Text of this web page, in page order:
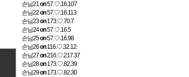
손님21on57.♡.16.107
손님22on57.♡.16.113
손님23on 173.♡.70.7
손님24on57.♡.16.5
손님25on57.♡.16.98
손님26on 116.♡.32.12
손님27on216.♡.217.37
손님28on 173.♡.82.39
손님29on 173.♡.82.30